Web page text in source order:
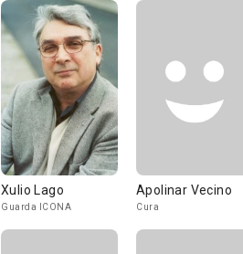
Xulio Lago
Guarda ICONA
Apolinar Vecino
Cura